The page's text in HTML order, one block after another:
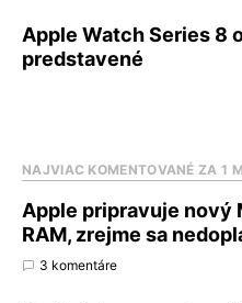
Apple Watch Series 8
predstavené
NAJVIAC KOMENTOVANÉ ZA 1
Apple pripravuje nový
RAM, zrejme sa
3 komentáre